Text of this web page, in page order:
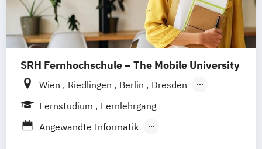
SRH Fernhochschule – The Mobile University
Wien Riedlingen Berlin
Dresden
Düsseldorf
Hamburg Hannover
Leipzig Mannheim Wertheim
Fernstudium
Fernlehrgang
Angewandte Informatik